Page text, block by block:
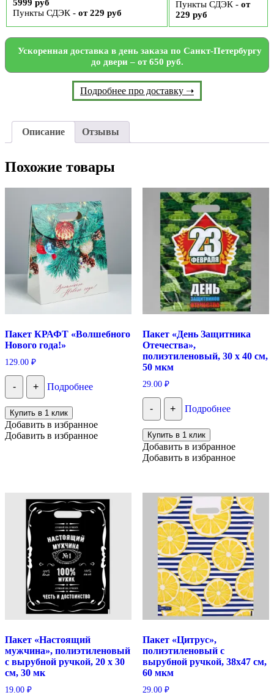
5999 руб
Пункты СДЭК - от 229 руб
Пункты СДЭК - от
229 руб
Ускоренная доставка в день заказа по Санкт-Петербургу
до двери – от 650 руб.
Подробнее про доставку ➝
Описание Отзывы
Похожие товары
Пакет КРАФТ «Волшебного
Нового года!»
129.00 ₽
- + Подробнее
Купить в 1 клик
Добавить в избранное
Добавить в избранное
Пакет «День Защитника
Отечества»,
полиэтиленовый, 30 х 40 см,
50 мкм
29.00 ₽
- + Подробнее
Купить в 1 клик
Добавить в избранное
Добавить в избранное
Пакет «Настоящий
мужчина», полиэтиленовый
с вырубной ручкой, 20 х 30
см, 30 мк
19.00 ₽
Пакет «Цитрус»,
полиэтиленовый с
вырубной ручкой, 38х47 см,
60 мкм
29.00 ₽